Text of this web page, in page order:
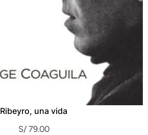
Ribeyro, una vida
S/79.00